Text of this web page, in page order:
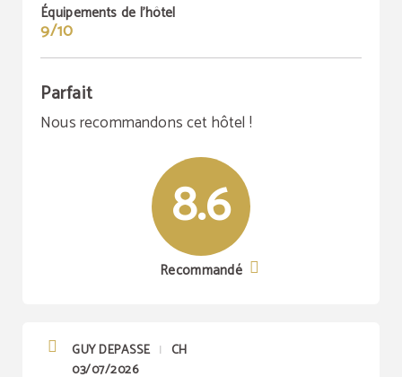
Équipements de l'hôtel
9/10
Parfait
Nous recommandons cet hôtel !
8.6
Recommandé
GUY DEPASSE |
CH
03/07/2026